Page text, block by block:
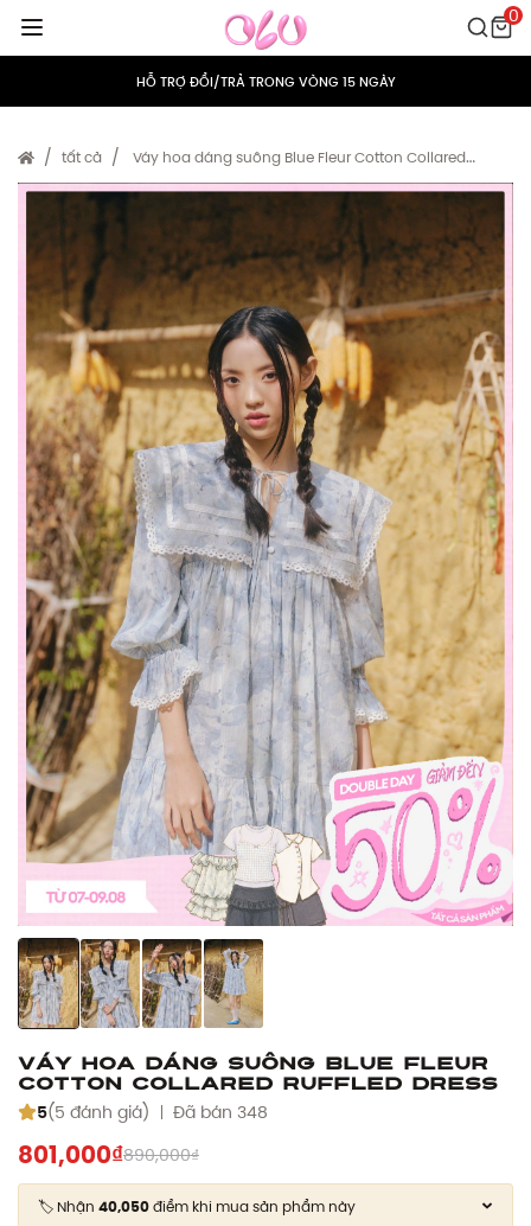
0
MIỄN PHÍ VẬN CHUYỂN CHO MỌI ĐƠN HÀNG
HỖ TRỢ ĐỔI/TRẢ TRONG VÒNG 15 NGÀY
MIỄN PHÍ VẬN CHUYỂN CHO MỌI ĐƠN HÀNG
HỖ TRỢ ĐỔI/TRẢ TRONG VÒNG 15 NGÀY
TÍCH ĐIỂM 5% CHO MỌI ĐƠN HÀNG
tất cả
Váy hoa dáng suông Blue Fleur Cotton Collared
Ruffled Dress
Váy hoa dáng suông Blue Fleur
Cotton Collared Ruffled Dress
5(5 đánh giá) Đã bán 348
801,000₫890,000₫
🏷️ Nhận 40,050điểm khi mua sản phẩm này